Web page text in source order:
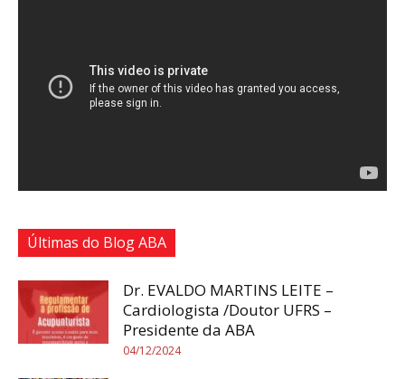
Últimas do Blog ABA
Dr. EVALDO MARTINS LEITE –
Cardiologista /Doutor UFRS –
Presidente da ABA
04/12/2024